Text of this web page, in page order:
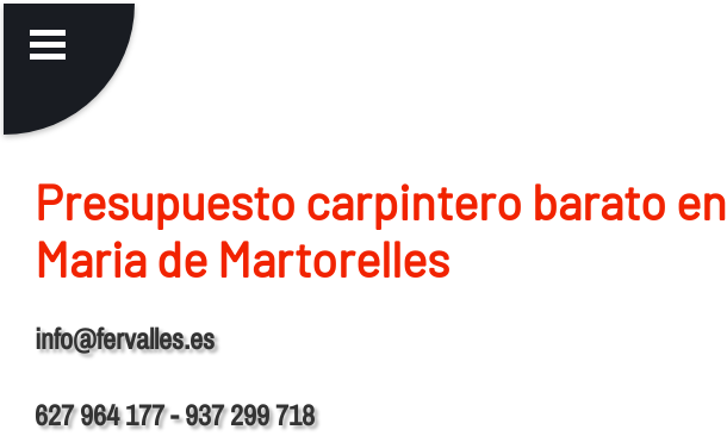
Presupuesto carpintero barato en
Maria de Martorelles
info@fervalles.es
627 964 177 - 937 299 718